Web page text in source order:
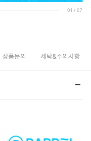
01 / 07
상품문의 세탁&주의사항